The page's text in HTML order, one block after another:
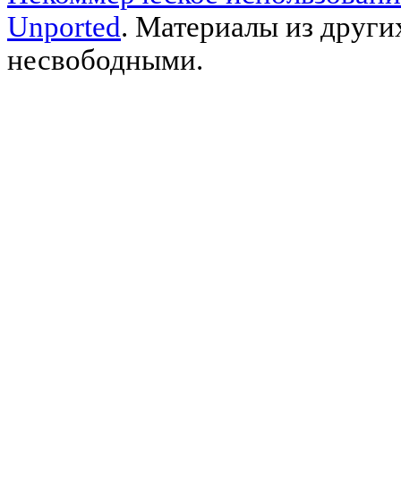
Unported. Материалы из
несвободными.